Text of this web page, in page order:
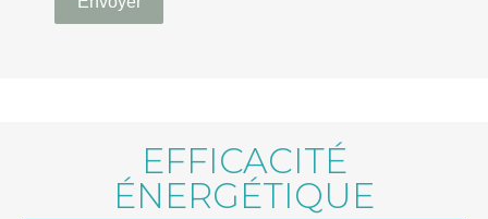
EFFICACITÉ
ÉNERGÉTIQUE